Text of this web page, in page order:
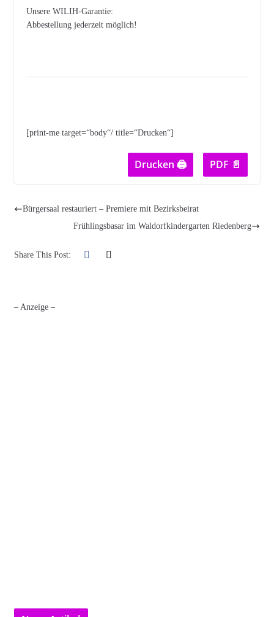
Unsere WILIH-Garantie:
Abbestellung jederzeit möglich!
[print-me target=“body“/ title=“Drucken“]
Drucken 🖨 PDF 📄
Bürgersaal restauriert – Premiere mit Bezirksbeirat
Frühlingsbasar im Waldorfkindergarten Riedenberg
Share This Post:
– Anzeige –